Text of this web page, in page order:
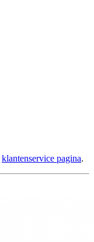
klantenservice pagina.